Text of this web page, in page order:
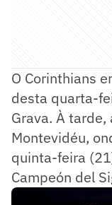
O Corinthians
desta quarta-
Grava. À
Montevidéu,
quinta-feira
Campeón del